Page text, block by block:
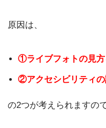
原因は、
①ライブフォトの見
②アクセシビリティ
の2つが考えられますの